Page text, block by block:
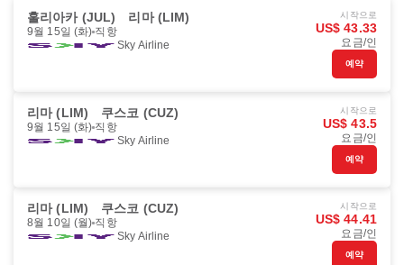
훌리아카 (JUL) 리마 (LIM)
9월 15일 (화) 직항
Sky Airline
시작으로
US$ 43.33
요금/인
예약
리마 (LIM) 쿠스코 (CUZ)
9월 15일 (화) 직항
Sky Airline
시작으로
US$ 43.5
요금/인
예약
리마 (LIM) 쿠스코 (CUZ)
8월 10일 (월) 직항
Sky Airline
시작으로
US$ 44.41
요금/인
예약